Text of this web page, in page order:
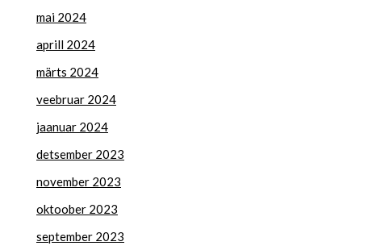
mai 2024
aprill 2024
märts 2024
veebruar 2024
jaanuar 2024
detsember 2023
november 2023
oktoober 2023
september 2023